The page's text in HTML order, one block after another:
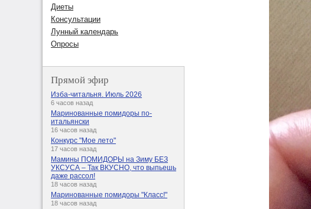
Диеты
Консультации
Лунный календарь
Опросы
Прямой эфир
Изба-читальня. Июль 2026
6 часов назад
Маринованные помидоры по-
итальянски
16 часов назад
Конкурс "Мое лето"
17 часов назад
Мамины ПОМИДОРЫ на Зиму БЕЗ
УКСУСА – Так ВКУСНО, что выпьешь
даже рассол!
18 часов назад
Маринованные помидоры "Класс!"
18 часов назад